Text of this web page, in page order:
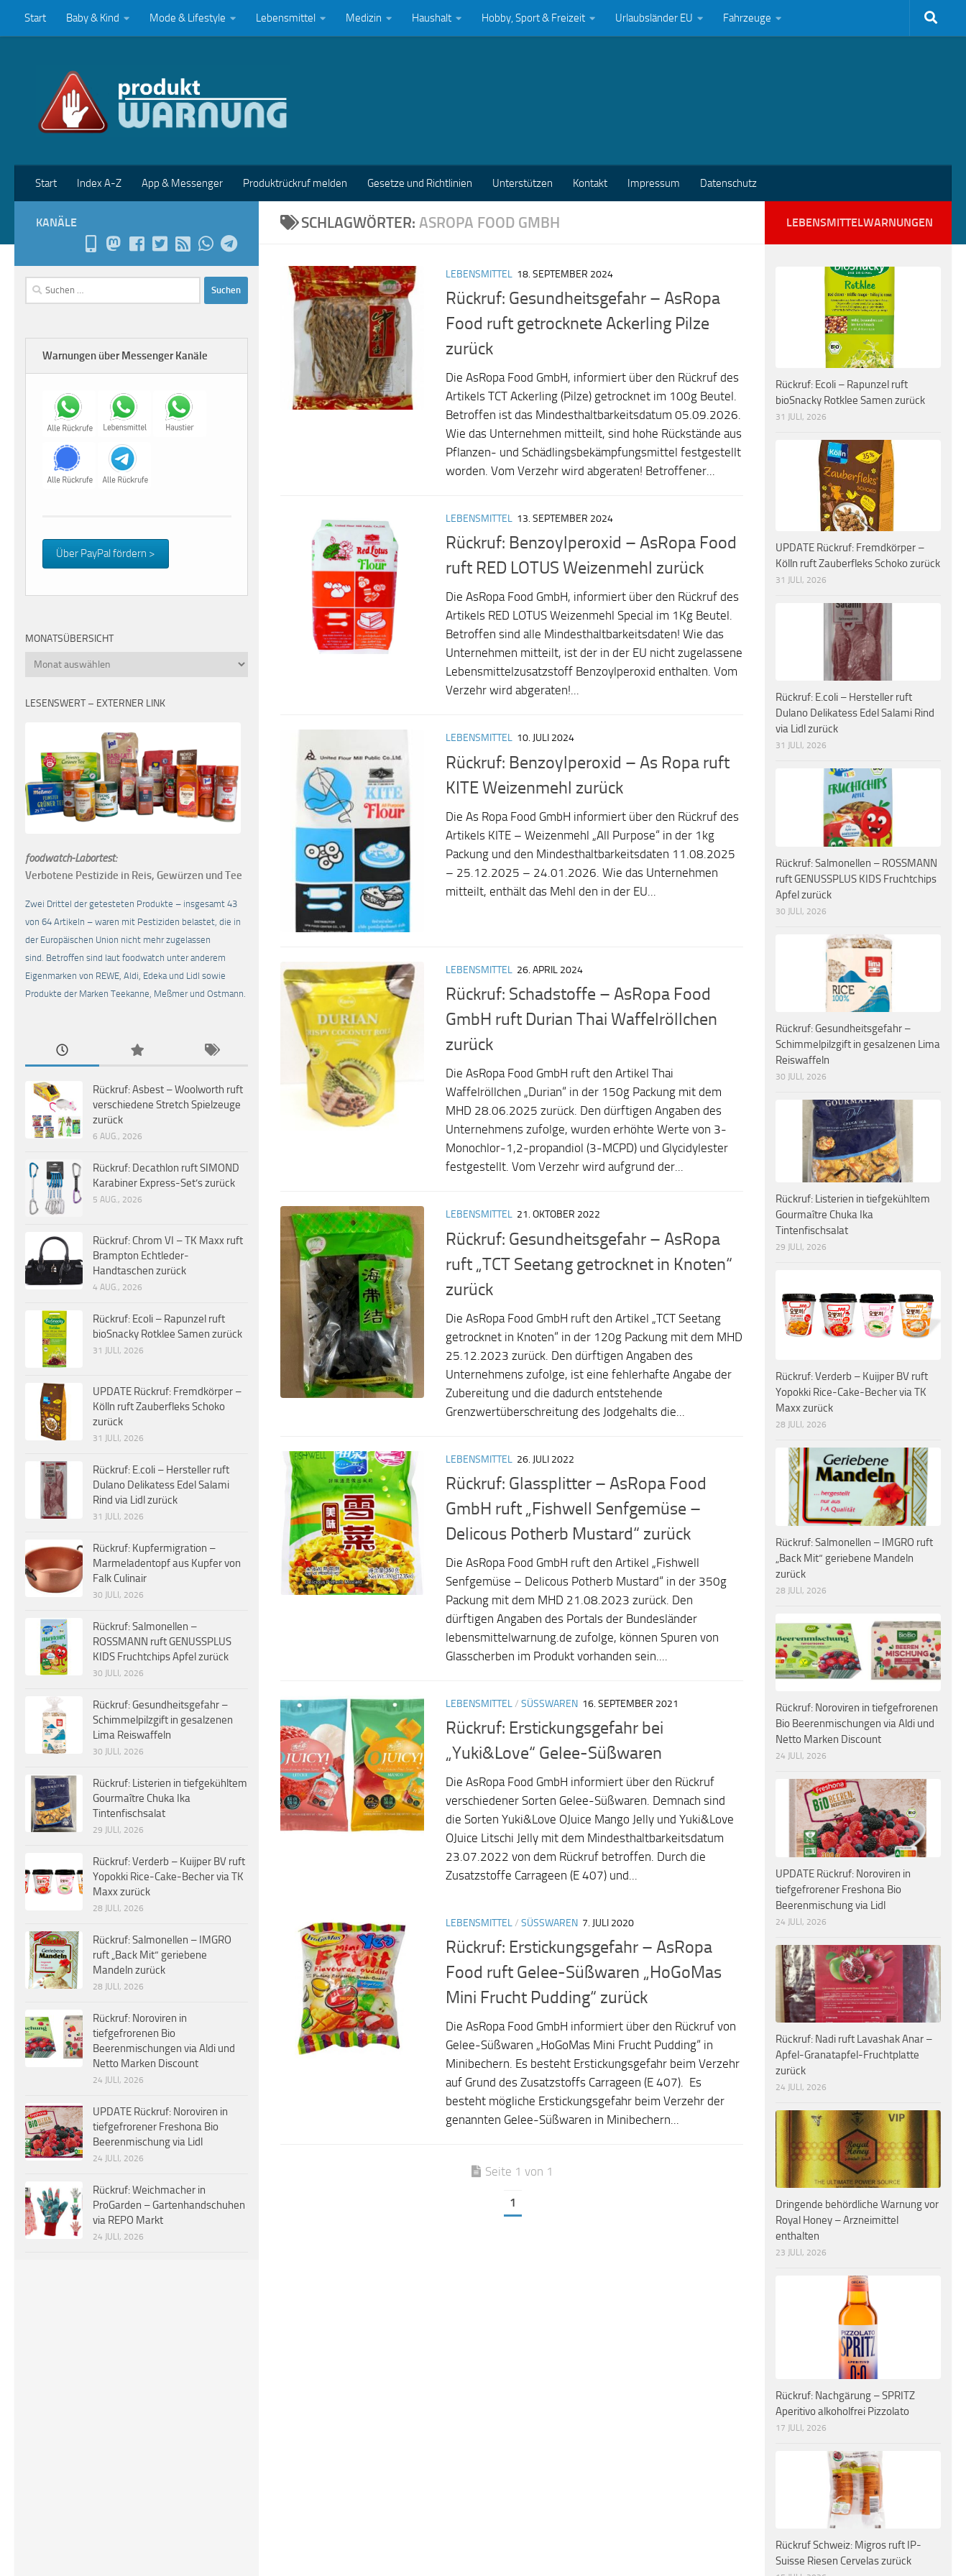
Zum Inhalt springen
Start Baby & Kind Mode & Lifestyle Lebensmittel Medizin Haushalt Hobby, Sport & Freizeit Urlaubsländer EU Fahrzeuge
Start Index A-Z App & Messenger Produktrückruf melden Gesetze und Richtlinien Unterstützen Kontakt Impressum Datenschutz
SCHLAGWÖRTER: ASROPA FOOD GMBH
LEBENSMITTEL 18. SEPTEMBER 2024
Rückruf: Gesundheitsgefahr – AsRopa
Food ruft getrocknete Ackerling Pilze
zurück
Die AsRopa Food GmbH, informiert über den Rückruf des
Artikels TCT Ackerling (Pilze) getrocknet im 100g Beutel.
Betroffen ist das Mindesthaltbarkeitsdatum 05.09.2026.
Wie das Unternehmen mitteilt, sind hohe Rückstände aus
Pflanzen- und Schädlingsbekämpfungsmittel festgestellt
worden. Vom Verzehr wird abgeraten! Betroffener...
LEBENSMITTEL 13. SEPTEMBER 2024
Rückruf: Benzoylperoxid – AsRopa Food
ruft RED LOTUS Weizenmehl zurück
Die AsRopa Food GmbH, informiert über den Rückruf des
Artikels RED LOTUS Weizenmehl Special im 1Kg Beutel.
Betroffen sind alle Mindesthaltbarkeitsdaten! Wie das
Unternehmen mitteilt, ist der in der EU nicht zugelassene
Lebensmittelzusatzstoff Benzoylperoxid enthalten. Vom
Verzehr wird abgeraten!...
LEBENSMITTEL 10. JULI 2024
Rückruf: Benzoylperoxid – As Ropa ruft
KITE Weizenmehl zurück
Die As Ropa Food GmbH informiert über den Rückruf des
Artikels KITE – Weizenmehl „All Purpose“ in der 1kg
Packung und den Mindesthaltbarkeitsdaten 11.08.2025
– 25.12.2025 – 24.01.2026. Wie das Unternehmen
mitteilt, enthält das Mehl den in der EU...
LEBENSMITTEL 26. APRIL 2024
Rückruf: Schadstoffe – AsRopa Food
GmbH ruft Durian Thai Waffelröllchen
zurück
Die AsRopa Food GmbH ruft den Artikel Thai
Waffelröllchen „Durian“ in der 150g Packung mit dem
MHD 28.06.2025 zurück. Den dürftigen Angaben des
Unternehmens zufolge, wurden erhöhte Werte von 3-
Monochlor-1,2-propandiol (3-MCPD) und Glycidylester
festgestellt. Vom Verzehr wird aufgrund der...
LEBENSMITTEL 21. OKTOBER 2022
Rückruf: Gesundheitsgefahr – AsRopa
ruft „TCT Seetang getrocknet in Knoten“
zurück
Die AsRopa Food GmbH ruft den Artikel „TCT Seetang
getrocknet in Knoten“ in der 120g Packung mit dem MHD
25.12.2023 zurück. Den dürftigen Angaben des
Unternehmens zufolge, ist eine fehlerhafte Angabe der
Zubereitung und die dadurch entstehende
Grenzwertüberschreitung des Jodgehalts die...
LEBENSMITTEL 26. JULI 2022
Rückruf: Glassplitter – AsRopa Food
GmbH ruft „Fishwell Senfgemüse –
Delicous Potherb Mustard“ zurück
Die AsRopa Food GmbH ruft den Artikel „Fishwell
Senfgemüse – Delicous Potherb Mustard“ in der 350g
Packung mit dem MHD 21.08.2023 zurück. Den
dürftigen Angaben des Portals der Bundesländer
lebensmittelwarnung.de zufolge, können Spuren von
Glasscherben im Produkt vorhanden sein....
LEBENSMITTEL/ SÜSSWAREN 16. SEPTEMBER 2021
Rückruf: Erstickungsgefahr bei
„Yuki&Love“ Gelee-Süßwaren
Die AsRopa Food GmbH informiert über den Rückruf
verschiedener Sorten Gelee-Süßwaren. Demnach sind
die Sorten Yuki&Love OJuice Mango Jelly und Yuki&Love
OJuice Litschi Jelly mit dem Mindesthaltbarkeitsdatum
23.07.2022 von dem Rückruf betroffen. Durch die
Zusatzstoffe Carrageen (E 407) und...
LEBENSMITTEL/ SÜSSWAREN 7. JULI 2020
Rückruf: Erstickungsgefahr – AsRopa
Food ruft Gelee-Süßwaren „HoGoMas
Mini Frucht Pudding“ zurück
Die AsRopa Food GmbH informiert über den Rückruf von
Gelee-Süßwaren „HoGoMas Mini Frucht Pudding“ in
Minibechern. Es besteht Erstickungsgefahr beim Verzehr
auf Grund des Zusatzstoffs Carrageen (E 407). Es
besteht mögliche Erstickungsgefahr beim Verzehr der
genannten Gelee-Süßwaren in Minibechern...
Seite 1 von 1
1
KANÄLE
Suchen
nach:
Warnungen über Messenger Kanäle
Über PayPal fördern >
MONATSÜBERSICHT
Monatsübersicht
LESENSWERT – EXTERNER LINK
foodwatch-Labortest:
Verbotene Pestizide in Reis, Gewürzen und Tee
Zwei Drittel der getesteten Produkte – insgesamt 43
von 64 Artikeln – waren mit Pestiziden belastet, die in
der Europäischen Union nicht mehr zugelassen
sind. Betroffen sind laut foodwatch unter anderem
Eigenmarken von REWE, Aldi, Edeka und Lidl sowie
Produkte der Marken Teekanne, Meßmer und Ostmann.
Rückruf: Asbest – Woolworth ruft
verschiedene Stretch Spielzeuge
zurück
6 AUG., 2026
Rückruf: Decathlon ruft SIMOND
Karabiner Express-Set’s zurück
5 AUG., 2026
Rückruf: Chrom VI – TK Maxx ruft
Brampton Echtleder-
Handtaschen zurück
4 AUG., 2026
Rückruf: Ecoli – Rapunzel ruft
bioSnacky Rotklee Samen zurück
31 JULI, 2026
UPDATE Rückruf: Fremdkörper –
Kölln ruft Zauberfleks Schoko
zurück
31 JULI, 2026
Rückruf: E.coli – Hersteller ruft
Dulano Delikatess Edel Salami
Rind via Lidl zurück
31 JULI, 2026
Rückruf: Kupfermigration –
Marmeladentopf aus Kupfer von
Falk Culinair
30 JULI, 2026
Rückruf: Salmonellen –
ROSSMANN ruft GENUSSPLUS
KIDS Fruchtchips Apfel zurück
30 JULI, 2026
Rückruf: Gesundheitsgefahr –
Schimmelpilzgift in gesalzenen
Lima Reiswaffeln
30 JULI, 2026
Rückruf: Listerien in tiefgekühltem
Gourmaître Chuka Ika
Tintenfischsalat
29 JULI, 2026
Rückruf: Verderb – Kuijper BV ruft
Yopokki Rice-Cake-Becher via TK
Maxx zurück
28 JULI, 2026
Rückruf: Salmonellen – IMGRO
ruft „Back Mit“ geriebene
Mandeln zurück
28 JULI, 2026
Rückruf: Noroviren in
tiefgefrorenen Bio
Beerenmischungen via Aldi und
Netto Marken Discount
24 JULI, 2026
UPDATE Rückruf: Noroviren in
tiefgefrorener Freshona Bio
Beerenmischung via Lidl
24 JULI, 2026
Rückruf: Weichmacher in
ProGarden – Gartenhandschuhen
via REPO Markt
24 JULI, 2026
LEBENSMITTELWARNUNGEN
Rückruf: Ecoli – Rapunzel ruft
bioSnacky Rotklee Samen zurück
31 JULI, 2026
UPDATE Rückruf: Fremdkörper –
Kölln ruft Zauberfleks Schoko zurück
31 JULI, 2026
Rückruf: E.coli – Hersteller ruft
Dulano Delikatess Edel Salami Rind
via Lidl zurück
31 JULI, 2026
Rückruf: Salmonellen – ROSSMANN
ruft GENUSSPLUS KIDS Fruchtchips
Apfel zurück
30 JULI, 2026
Rückruf: Gesundheitsgefahr –
Schimmelpilzgift in gesalzenen Lima
Reiswaffeln
30 JULI, 2026
Rückruf: Listerien in tiefgekühltem
Gourmaître Chuka Ika
Tintenfischsalat
29 JULI, 2026
Rückruf: Verderb – Kuijper BV ruft
Yopokki Rice-Cake-Becher via TK
Maxx zurück
28 JULI, 2026
Rückruf: Salmonellen – IMGRO ruft
„Back Mit“ geriebene Mandeln
zurück
28 JULI, 2026
Rückruf: Noroviren in tiefgefrorenen
Bio Beerenmischungen via Aldi und
Netto Marken Discount
24 JULI, 2026
UPDATE Rückruf: Noroviren in
tiefgefrorener Freshona Bio
Beerenmischung via Lidl
24 JULI, 2026
Rückruf: Nadi ruft Lavashak Anar –
Apfel-Granatapfel-Fruchtplatte
zurück
24 JULI, 2026
Dringende behördliche Warnung vor
Royal Honey – Arzneimittel
enthalten
23 JULI, 2026
Rückruf: Nachgärung – SPRITZ
Aperitivo alkoholfrei Pizzolato
17 JULI, 2026
Rückruf Schweiz: Migros ruft IP-
Suisse Riesen Cervelas zurück